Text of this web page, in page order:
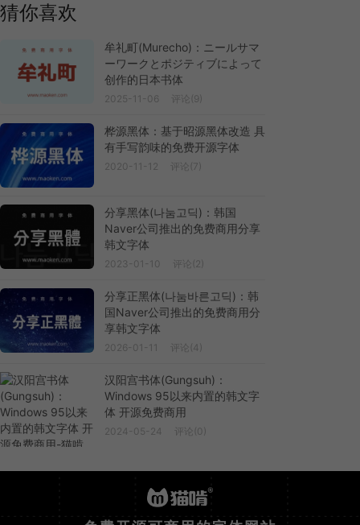
猜你喜欢
牟礼町(Murecho)：ニールサマ
ーワークとポジティブによって
创作的日本书体
2025-11-06 评论(9)
桦源黑体：基于昭源黑体改造 具
有手写韵味的免费开源字体
2020-11-12 评论(7)
分享黑体(나눔고딕)：韩国
Naver公司推出的免费商用分享
韩文字体
2023-01-10 评论(2)
分享正黑体(나눔바른고딕)：韩
国Naver公司推出的免费商用分
享韩文字体
2026-01-11 评论(4)
汉阳宫书体(Gungsuh)：
Windows 95以来内置的韩文字
体 开源免费商用
2024-05-24 评论(0)